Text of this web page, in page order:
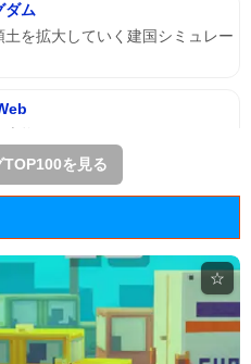
ダム
を拡大していく建国シミュレー
に合わせてクリックして進ませ
巨大化する穴が、街全体を吸い落
を見る
☆